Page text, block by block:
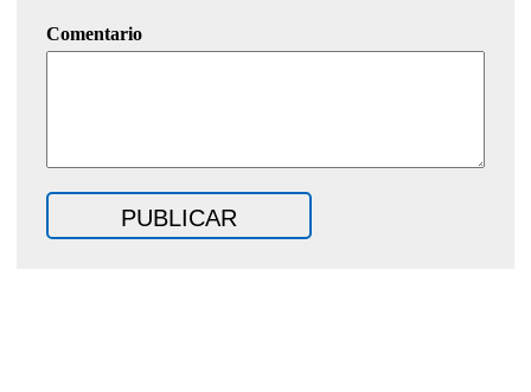
Comentario